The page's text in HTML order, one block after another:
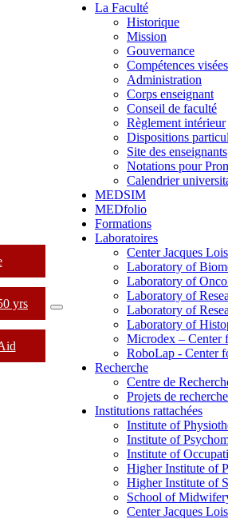
yrs
La Faculté
Historique
Mission
Gouvernance
Compétences visées
Administration
Corps enseignant
Conseil de faculté
Règlement intérieur
Dispositions
Site des enseignants
Notations pour
Calendrier
MEDSIM
MEDfolio
Formations
Laboratoires
Center Jacques
Laboratory of
Laboratory of
Laboratory of
Laboratory of
Laboratory of
Microdex – Center
RoboLap - Center
Recherche
Centre de
Projets de recherche
Institutions rattachées
Institute of
Institute of
Institute of
Higher Institute of
Higher Institute of
School of
Center Jacques